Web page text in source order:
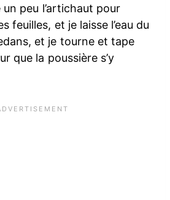
un peu l’artichaut pour
feuilles, et je laisse l’eau du
et je tourne et tape
que la poussière s’y